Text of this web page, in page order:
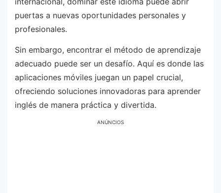
puertas a nuevas oportunidades personales y
profesionales.
Sin embargo, encontrar el método de aprendizaje
adecuado puede ser un desafío. Aquí es donde las
aplicaciones móviles juegan un papel crucial,
ofreciendo soluciones innovadoras para aprender
inglés de manera práctica y divertida.
ANÚNCIOS